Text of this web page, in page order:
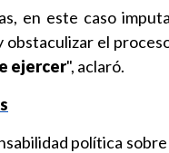
en este caso
el
ejercer", aclaró.
política